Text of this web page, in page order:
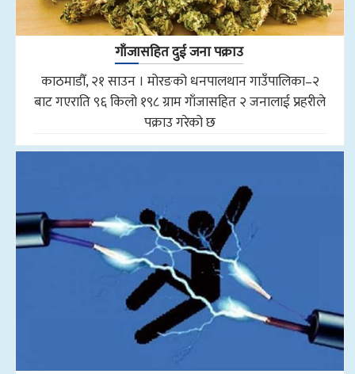
गाँजासहित दुई जना पक्राउ
काठमाडौँ, २१ साउन । मोरङको धनपालथान गाउँपालिका–२
बाट गएराति ९६ किलो १९८ ग्राम गाँजासहित २ जनालाई प्रहरीले
पक्राउ गरेको छ